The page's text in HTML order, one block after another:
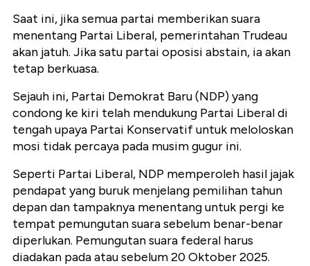
Saat ini, jika semua partai memberikan suara
menentang Partai Liberal, pemerintahan Trudeau
akan jatuh. Jika satu partai oposisi abstain, ia akan
tetap berkuasa.
Sejauh ini, Partai Demokrat Baru (NDP) yang
condong ke kiri telah mendukung Partai Liberal di
tengah upaya Partai Konservatif untuk meloloskan
mosi tidak percaya pada musim gugur ini.
Seperti Partai Liberal, NDP memperoleh hasil jajak
pendapat yang buruk menjelang pemilihan tahun
depan dan tampaknya menentang untuk pergi ke
tempat pemungutan suara sebelum benar-benar
diperlukan. Pemungutan suara federal harus
diadakan pada atau sebelum 20 Oktober 2025.